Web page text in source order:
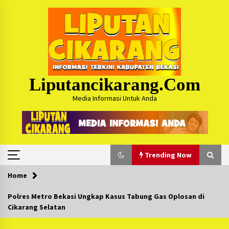
Liputancikarang.com
Media Informasi Untuk Anda
Trending Now
Trending Now
Home
Polres Metro Bekasi Ungkap Kasus Tabung Gas Oplosan di
Cikarang Selatan